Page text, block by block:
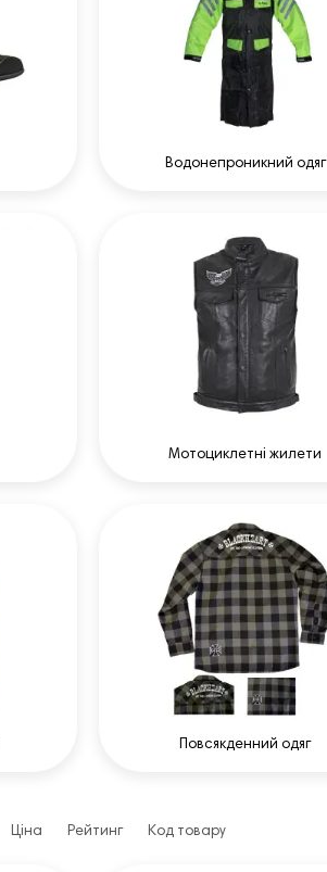
Водонепроникний одяг
Мотоциклетні жилети
Повсякденний одяг
Ціна Рейтинг Код товару